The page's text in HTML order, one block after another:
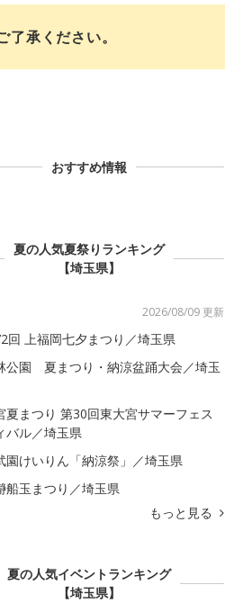
承ください。
おすすめ情報
夏の人気夏祭りランキング
【埼玉県】
2026/08/09 更新
回 上福岡七夕まつり／埼玉県
公園 夏まつり・納涼盆踊大会／埼玉
夏まつり 第30回東大宮サマーフェス
バル／埼玉県
園けいりん「納涼祭」／埼玉県
船玉まつり／埼玉県
もっと見る
夏の人気イベントランキング
【埼玉県】